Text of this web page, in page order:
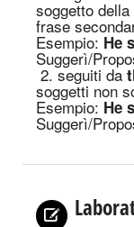
soggetto
frase
Esempio: He
Suggerì/
2. seguiti da
soggetti non
Esempio: He
Suggerì/